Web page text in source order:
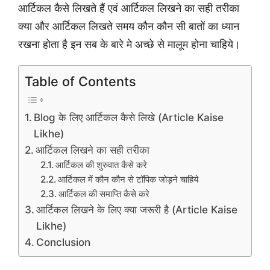
आर्टिकल कैसे लिखते हैं एवं आर्टिकल लिखने का सही तरीका
क्या और आर्टिकल लिखते समय कौन कौन सी बातों का ध्यान
रखना होता है इन सब के बारे मे अच्छे से मालूम होना चाहिये।
Table of Contents
Blog के लिए आर्टिकल कैसे लिखे (Article Kaise
Likhe)
आर्टिकल लिखने का सही तरीका
आर्टिकल की शुरुवात कैसे करे
आर्टिकल में कौन कौन से टॉपिक जोड़ने चाहिये
आर्टिकल की समाप्ति कैसे करे
आर्टिकल लिखने के लिए क्या जरूरी है (Article Kaise
Likhe)
Conclusion